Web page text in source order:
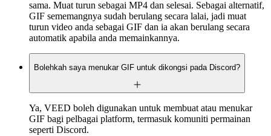
sama. Muat turun sebagai MP4 dan selesai. Sebagai alternatif,
GIF sememangnya sudah berulang secara lalai, jadi muat
turun video anda sebagai GIF dan ia akan berulang secara
automatik apabila anda memainkannya.
Bolehkah saya menukar GIF untuk dikongsi pada Discord?
Ya, VEED boleh digunakan untuk membuat atau menukar
GIF bagi pelbagai platform, termasuk komuniti permainan
seperti Discord.